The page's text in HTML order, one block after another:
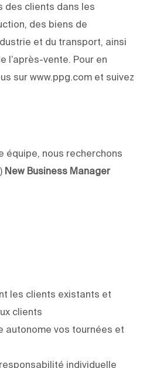
des clients dans les
des biens de
et du transport, ainsi
l’après-vente. Pour en
sur www.ppg.com et suivez
équipe, nous recherchons
New Business Manager
les clients existants et
clients
autonome vos tournées et
individuelle